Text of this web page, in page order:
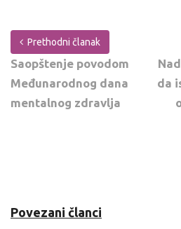
Prethodni članak
Saopštenje povodom
Međunarodnog dana
mentalnog zdravlja
da
Povezani članci